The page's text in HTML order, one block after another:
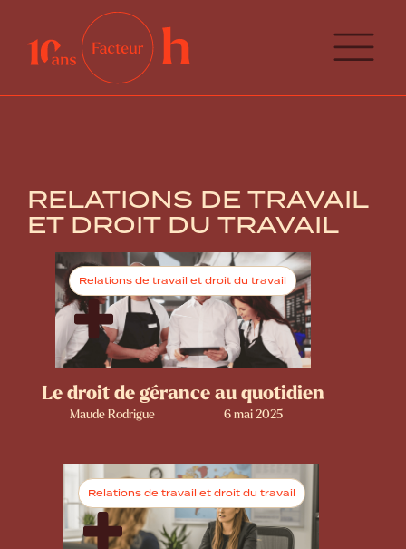
RELATIONS DE TRAVAIL
ET DROIT DU TRAVAIL
Relations de travail et droit du travail
Le droit de gérance au quotidien
Maude Rodrigue 6 mai 2025
Relations de travail et droit du travail